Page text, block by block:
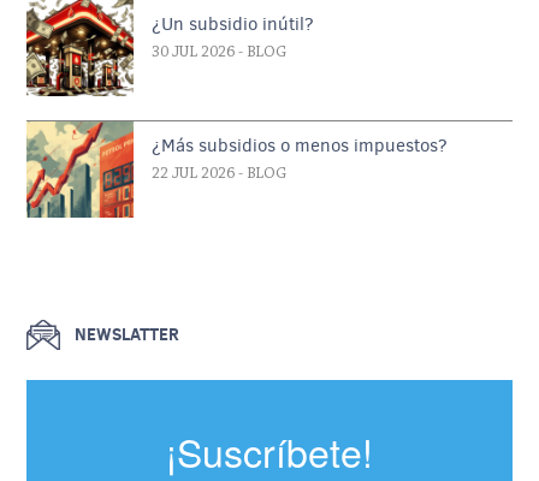
¿Un subsidio inútil?
30 JUL 2026 - BLOG
¿Más subsidios o menos impuestos?
22 JUL 2026 - BLOG
NEWSLATTER
¡Suscríbete!